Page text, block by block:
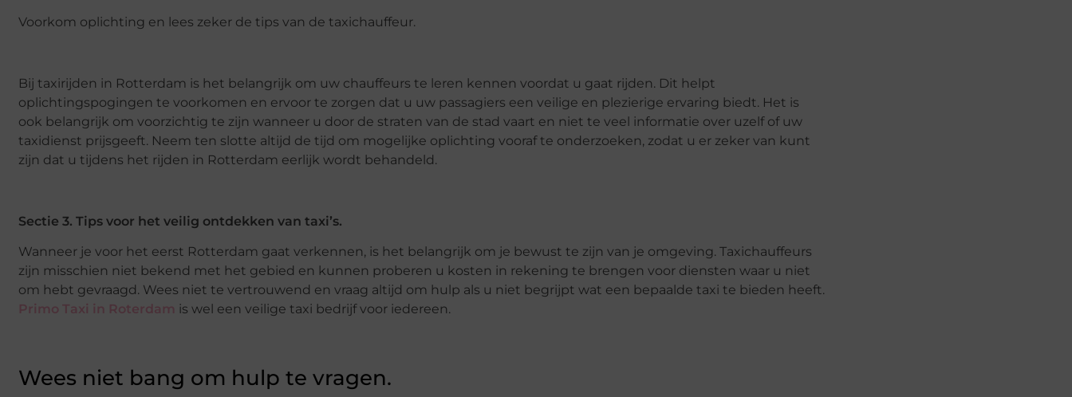
Voorkom oplichting en lees zeker de tips van de taxichauffeur.
Bij taxirijden in Rotterdam is het belangrijk om uw chauffeurs te leren kennen voordat u gaat rijden. Dit helpt
oplichtingspogingen te voorkomen en ervoor te zorgen dat u uw passagiers een veilige en plezierige ervaring biedt. Het is
ook belangrijk om voorzichtig te zijn wanneer u door de straten van de stad vaart en niet te veel informatie over uzelf of uw
taxidienst prijsgeeft. Neem ten slotte altijd de tijd om mogelijke oplichting vooraf te onderzoeken, zodat u er zeker van kunt
zijn dat u tijdens het rijden in Rotterdam eerlijk wordt behandeld.
Sectie 3. Tips voor het veilig ontdekken van taxi’s.
Wanneer je voor het eerst Rotterdam gaat verkennen, is het belangrijk om je bewust te zijn van je omgeving. Taxichauffeurs
zijn misschien niet bekend met het gebied en kunnen proberen u kosten in rekening te brengen voor diensten waar u niet
om hebt gevraagd. Wees niet te vertrouwend en vraag altijd om hulp als u niet begrijpt wat een bepaalde taxi te bieden heeft.
Primo Taxi in Roterdam is wel een veilige taxi bedrijf voor iedereen.
Wees niet bang om hulp te vragen.